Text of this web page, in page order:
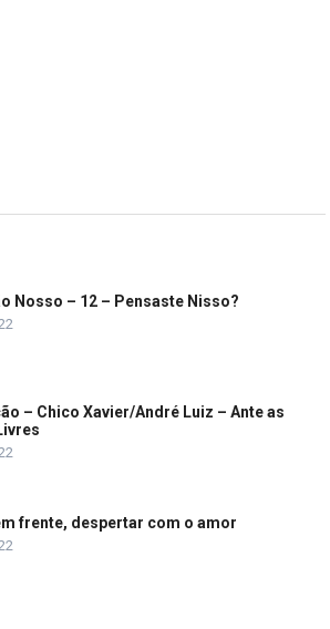
Nosso – 12 – Pensaste Nisso?
– Chico Xavier/André Luiz – Ante as
frente, despertar com o amor